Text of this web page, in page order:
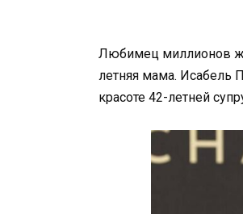
Любимец миллионов
летняя мама. Исабель
красоте 42-летней